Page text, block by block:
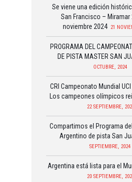
Se viene una edición
San Francisco – Miramar
noviembre 2024 21
PROGRAMA DEL
DE PISTA MASTER SAN
OCTUBRE, 2024
CRI Campeonato Mundial
Los campeones olímpicos
22 SEPTIEMBRE,
Compartimos el Programa
Argentino de pista San
SEPTIEMBRE, 2024
Argentina está lista para el
20 SEPTIEMBRE,